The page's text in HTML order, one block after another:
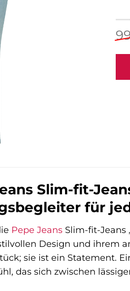
Slim-fit-
für
Pepe Jeans Slim-fit-Jeans
Design und ihrem
sie ist ein Statement.
das sich zwischen